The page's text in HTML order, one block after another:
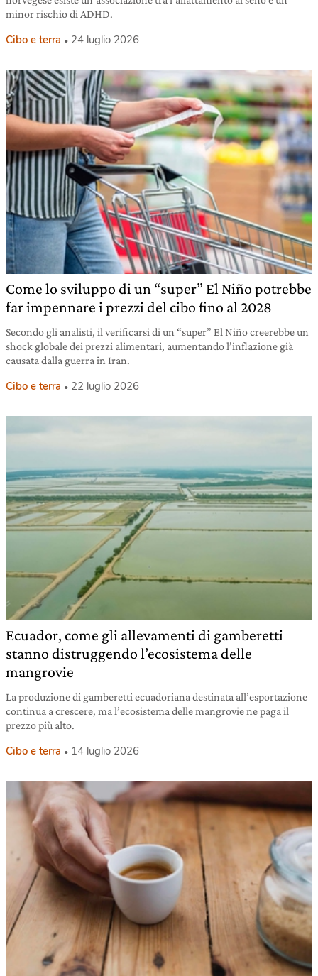
minor rischio di ADHD.
Cibo e terra 24 luglio 2026
Come lo sviluppo di un “super” El Niño potrebbe
far impennare i prezzi del cibo fino al 2028
Secondo gli analisti, il verificarsi di un “super” El Niño creerebbe un
shock globale dei prezzi alimentari, aumentando l’inflazione già
causata dalla guerra in Iran.
Cibo e terra 22 luglio 2026
Ecuador, come gli allevamenti di gamberetti
stanno distruggendo l’ecosistema delle
mangrovie
La produzione di gamberetti ecuadoriana destinata all’esportazione
continua a crescere, ma l’ecosistema delle mangrovie ne paga il
prezzo più alto.
Cibo e terra 14 luglio 2026